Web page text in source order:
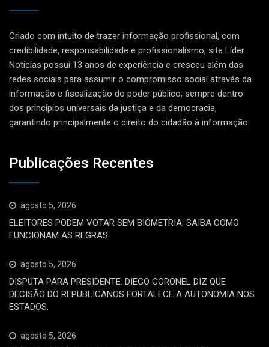
Criado com intuito de trazer informação profissional, com
credibilidade, responsabilidade e profissionalismo, site Líder
Notícias possui 13 anos de experiência e cresceu além das
redes sociais para assumir o compromisso social através da
informação e fiscalização do poder público, sempre dentro
dos princípios universais da justiça e da democracia,
garantindo principalmente o direito do cidadão à informação.
Publicações Recentes
agosto 5, 2026
ELEITORES PODEM VOTAR SEM BIOMETRIA; SAIBA COMO
FUNCIONAM AS REGRAS.
agosto 5, 2026
DISPUTA PARA PRESIDENTE: DIEGO CORONEL DIZ QUE
DECISÃO DO REPUBLICANOS FORTALECE A AUTONOMIA NOS
ESTADOS.
agosto 5, 2026